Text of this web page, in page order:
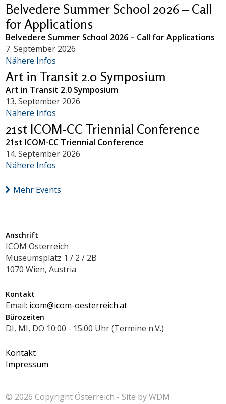
Belvedere Summer School 2026 – Call
for Applications
Belvedere Summer School 2026 – Call for Applications
7. September 2026
Nähere Infos
Art in Transit 2.0 Symposium
Art in Transit 2.0 Symposium
13. September 2026
Nähere Infos
21st ICOM-CC Triennial Conference
21st ICOM-CC Triennial Conference
14. September 2026
Nähere Infos
Mehr Events
Anschrift
ICOM Österreich
Museumsplatz 1 / 2 / 2B
1070 Wien, Austria
Kontakt
Email: icom@icom-oesterreich.at
Bürozeiten
DI, MI, DO 10:00 - 15:00 Uhr (Termine n.V.)
Kontakt
Impressum
© 2026 CopyrightÖsterreich - Site byWDM